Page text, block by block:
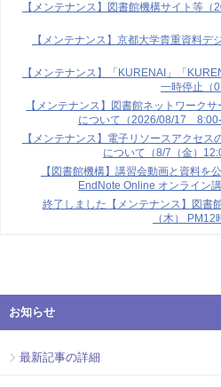
【メンテナンス】図書館機構サイト等
【メンテナンス】京都大学貴重資料
【メンテナンス】「KURENAI」「
一時停止（
【メンテナンス】図書館ネットワーク
について（2026/08/17 8:00-
【メンテナンス】電子リソースアクセ
について（8/7（金）
【図書館機構】講習会動画と資料を
EndNote Online オンライン
終了しました【メンテナンス】図書
（木） PM12
お知らせ
最新記事の詳細